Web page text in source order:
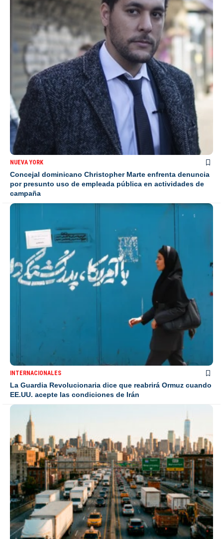
NUEVA YORK
Concejal dominicano Christopher Marte enfrenta denuncia
por presunto uso de empleada pública en actividades de
campaña
INTERNACIONALES
La Guardia Revolucionaria dice que reabrirá Ormuz cuando
EE.UU. acepte las condiciones de Irán